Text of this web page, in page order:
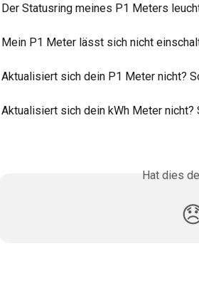
Der Statusring meines P1 Meters
Mein P1 Meter lässt sich nicht
Aktualisiert sich dein P1 Meter nicht?
Aktualisiert sich dein kWh Meter nicht?
Hat dies